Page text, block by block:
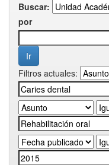
Buscar:
por
Filtros actuales: